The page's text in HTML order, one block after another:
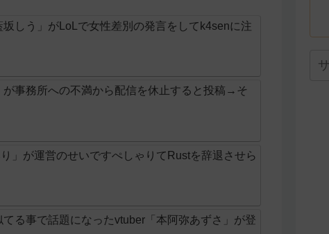
しう」がLoLで女性差別の発言をしてk4senに注
事務所への不満から配信を休止すると投稿→そ
」が運営のせいですぺしゃりてRustを辞退させら
る事で話題になったvtuber「本阿弥あずさ」が登